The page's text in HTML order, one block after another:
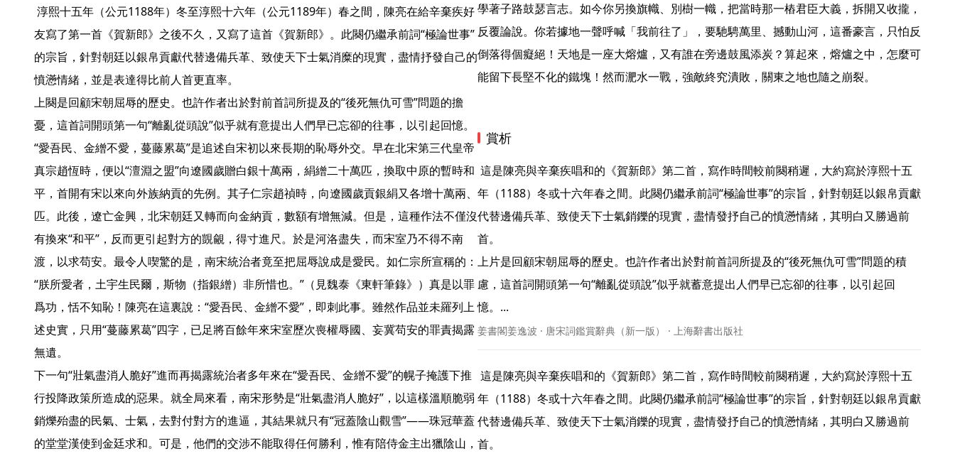
友寫了第一首《賀新郎》之後不久，又寫了這首《賀新郎》。此闋仍繼承前詞“極論世事”
的宗旨，針對朝廷以銀帛貢獻代替邊備兵革、致使天下士氣消糜的現實，盡情抒發自己的
憤懣情緒，並是表達得比前人首更直率。
上闋是回顧宋朝屈辱的歷史。也許作者出於對前首詞所提及的“後死無仇可雪”問題的擔
憂，這首詞開頭第一句“離亂從頭說”似乎就有意提出人們早已忘卻的往事，以引起回憶。
“愛吾民、金繒不愛，蔓藤累葛”是追述自宋初以來長期的恥辱外交。早在北宋第三代皇帝
真宗趙恆時，便以“澶淵之盟”向遼國歲贈白銀十萬兩，絹繒二十萬匹，換取中原的暫時和
平，首開有宋以來向外族納貢的先例。其子仁宗趙禎時，向遼國歲貢銀絹又各增十萬兩、
匹。此後，遼亡金興，北宋朝廷又轉而向金納貢，數額有增無減。但是，這種作法不僅沒
有換來“和平”，反而更引起對方的覬覦，得寸進尺。於是河洛盡失，而宋室乃不得不南
渡，以求苟安。最令人喫驚的是，南宋統治者竟至把屈辱說成是愛民。如仁宗所宣稱的：
“朕所愛者，土宇生民爾，斯物（指銀繒）非所惜也。”（見魏泰《東軒筆錄》）真是以罪
爲功，恬不知恥！陳亮在這裏說：“愛吾民、金繒不愛”，即刺此事。雖然作品並未羅列上
述史實，只用“蔓藤累葛”四字，已足將百餘年來宋室歷次喪權辱國、妄冀苟安的罪責揭露
無遺。
下一句“壯氣盡消人脆好”進而再揭露統治者多年來在“愛吾民、金繒不愛”的幌子掩護下推
行投降政策所造成的惡果。就全局來看，南宋形勢是“壯氣盡消人脆好”，以這樣溫順脆弱
銷爍殆盡的民氣、士氣，去對付對方的進逼，其結果就只有“冠蓋陰山觀雪”——珠冠華蓋
的堂堂漢使到金廷求和。可是，他們的交涉不能取得任何勝利，惟有陪侍金主出獵陰山，
學著子路鼓瑟言志。如今你另換旗幟、別樹一幟，把當時那一樁君臣大義，拆開又收攏，
反覆論說。你若據地一聲呼喊「我前往了」，要馳騁萬里、撼動山河，這番豪言，只怕反
倒落得個癡絕！天地是一座大熔爐，又有誰在旁邊鼓風添炭？算起來，熔爐之中，怎麼可
能留下長堅不化的鐵塊！然而淝水一戰，強敵終究潰敗，關東之地也隨之崩裂。
賞析
年（1188）冬或十六年春之間。此闋仍繼承前詞“極論世事”的宗旨，針對朝廷以銀帛貢獻
代替邊備兵革、致使天下士氣銷鑠的現實，盡情發抒自己的憤懣情緒，其明白又勝過前
首。
上片是回顧宋朝屈辱的歷史。也許作者出於對前首詞所提及的“後死無仇可雪”問題的積
慮，這首詞開頭第一句“離亂從頭說”似乎就蓄意提出人們早已忘卻的往事，以引起回
憶。...
姜書閣姜逸波 · 唐宋詞鑑賞辭典（新一版） · 上海辭書出版社
年（1188）冬或十六年春之間。此闋仍繼承前詞“極論世事”的宗旨，針對朝廷以銀帛貢獻
代替邊備兵革、致使天下士氣消鑠的現實，盡情發抒自己的憤懣情緒，其明白又勝過前
首。